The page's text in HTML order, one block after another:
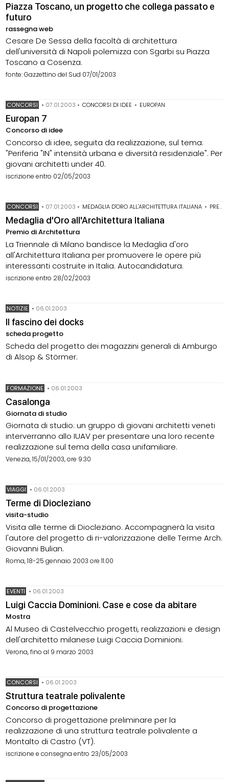
Piazza Toscano, un progetto che collega passato e
futuro
rassegna web
Cesare De Sessa della facoltà di architettura
dell'università di Napoli polemizza con Sgarbi su Piazza
Toscano a Cosenza.
fonte: Gazzettino del Sud 07/01/2003
CONCORSI • 07.01.2003 • CONCORSI DI IDEE • EUROPAN
Europan 7
Concorso di idee
Concorso di idee, seguita da realizzazione, sul tema:
"Periferia "IN" intensità urbana e diversità residenziale". Per
giovani architetti under 40.
iscrizione entro 02/05/2003
CONCORSI • 07.01.2003 • MEDAGLIA D'ORO ALL'ARCHITETTURA ITALIANA • PREMI DI ARCHITETTURA
Medaglia d'Oro all'Architettura Italiana
Premio di Architettura
La Triennale di Milano bandisce la Medaglia d'oro
all'Architettura Italiana per promuovere le opere più
interessanti costruite in Italia. Autocandidatura.
iscrizione entro 28/02/2003
NOTIZIE • 06.01.2003
Il fascino dei docks
scheda progetto
Scheda del progetto dei magazzini generali di Amburgo
di Alsop & Störmer.
FORMAZIONE • 06.01.2003
Casalonga
Giornata di studio
Giornata di studio: un gruppo di giovani architetti veneti
interverranno allo IUAV per presentare una loro recente
realizzazione sul tema della casa unifamiliare.
Venezia, 15/01/2003, ore 9:30
VIAGGI • 06.01.2003
Terme di Diocleziano
visita-studio
Visita alle terme di Diocleziano. Accompagnerà la visita
l'autore del progetto di ri-valorizzazione delle Terme Arch.
Giovanni Bulian.
Roma, 18-25 gennaio 2003 ore 11.00
EVENTI • 06.01.2003
Luigi Caccia Dominioni. Case e cose da abitare
Mostra
Al Museo di Castelvecchio progetti, realizzazioni e design
dell'architetto milanese Luigi Caccia Dominioni.
Verona, fino al 9 marzo 2003
CONCORSI • 06.01.2003
Struttura teatrale polivalente
Concorso di progettazione
Concorso di progettazione preliminare per la
realizzazione di una struttura teatrale polivalente a
Montalto di Castro (VT).
iscrizione e consegna entro 23/05/2003